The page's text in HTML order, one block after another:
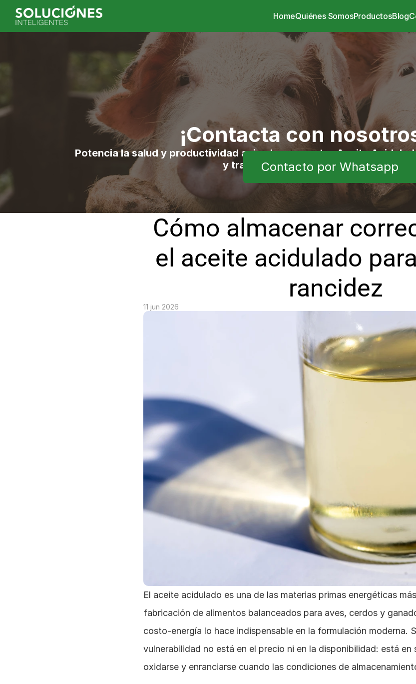
HomeQuiénes SomosProductosBlog
¡Contacta con
Potencia la salud y productividad animal con nuestro Aceite
y transporte propio incluido. ¡Ordénalo
Contacto por Whatsapp
Cómo almacenar
el aceite acidulado
rancidez
11 jun 2026
El aceite acidulado es una de las materias primas energéticas
fabricación de alimentos balanceados para aves, cerdos y
costo-energía lo hace indispensable en la formulación moderna.
vulnerabilidad no está en el precio ni en la disponibilidad: está en
oxidarse y enranciarse cuando las condiciones de